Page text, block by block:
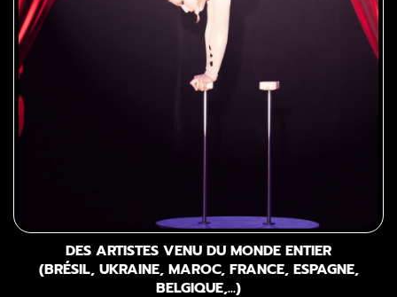
DES ARTISTES VENU DU MONDE ENTIER
(BRÉSIL, UKRAINE, MAROC, FRANCE, ESPAGNE,
BELGIQUE,...)